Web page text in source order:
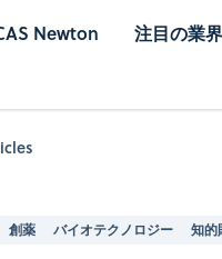
Newton 注目の業界
創薬 バイオテクノロジー 知的